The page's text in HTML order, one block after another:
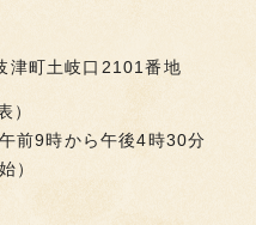
町土岐口2101番地
）
前9時から午後4時30分
）